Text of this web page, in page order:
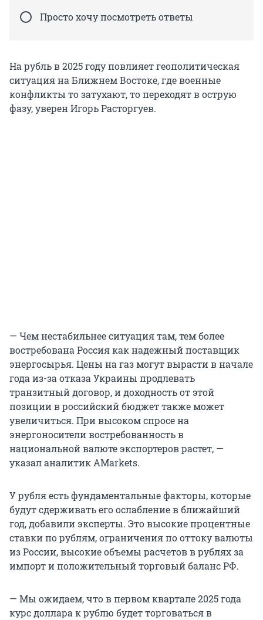
Просто хочу посмотреть ответы
На рубль в 2025 году повлияет геополитическая
ситуация на Ближнем Востоке, где военные
конфликты то затухают, то переходят в острую
фазу, уверен Игорь Расторгуев.
— Чем нестабильнее ситуация там, тем более
востребована Россия как надежный поставщик
энергосырья. Цены на газ могут вырасти в начале
года из-за отказа Украины продлевать
транзитный договор, и доходность от этой
позиции в российский бюджет также может
увеличиться. При высоком спросе на
энергоносители востребованность в
национальной валюте экспортеров растет, —
указал аналитик AMarkets.
У рубля есть фундаментальные факторы, которые
будут сдерживать его ослабление в ближайший
год, добавили эксперты. Это высокие процентные
ставки по рублям, ограничения по оттоку валюты
из России, высокие объемы расчетов в рублях за
импорт и положительный торговый баланс РФ.
— Мы ожидаем, что в первом квартале 2025 года
курс доллара к рублю будет торговаться в